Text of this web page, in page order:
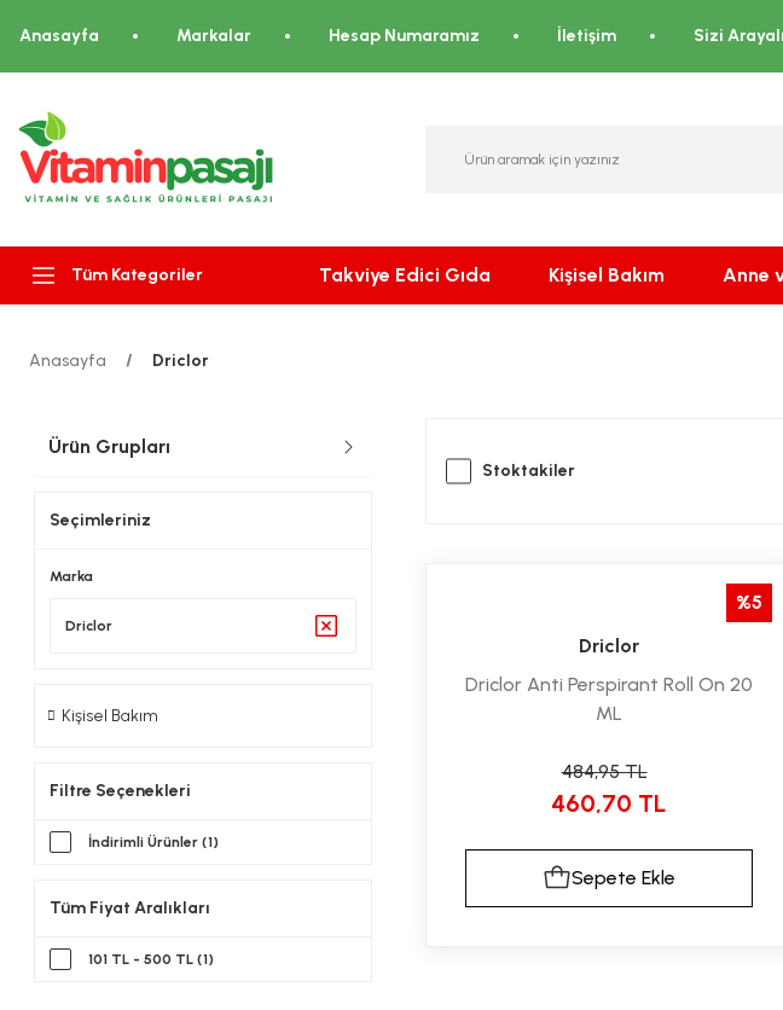
Anasayfa Markalar Hesap Numaramız İletişim Sizi
Tüm Kategoriler Takviye Edici Gıda Kişisel Bakım Anne
Anasayfa Driclor
Ürün Grupları
Seçimleriniz
Marka
Driclor
Kişisel Bakım
Filtre Seçenekleri
İndirimli Ürünler (1)
Tüm Fiyat Aralıkları
101 TL - 500 TL (1)
Stoktakiler
%5
Driclor
Driclor Anti Perspirant Roll On 20
ML
484,95 TL
460,70 TL
Sepete Ekle